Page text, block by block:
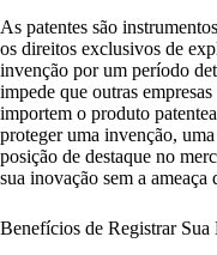
As patentes são
os direitos exclusivos de
invenção por um período
impede que outras
importem o produto
proteger uma invenção,
posição de destaque no
sua inovação sem a ameaça
Benefícios de Registrar Sua